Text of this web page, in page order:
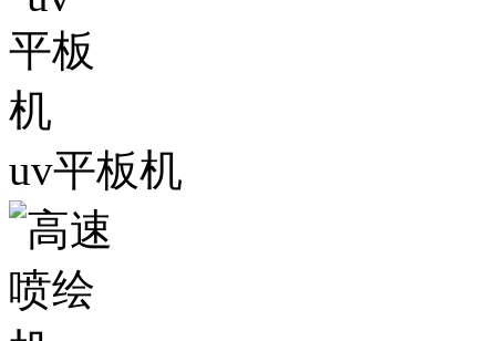
uv平板机